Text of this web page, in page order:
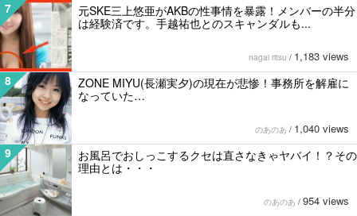
7
元SKE三上悠亜がAKBの性事情を暴露！メンバーの半分
は経験済です。手越祐也とのスキャンダルも...
nagai ritsu / 1,183 views
8
ZONE MIYU(長瀬実夕)の現在が悲惨！事務所を解雇に
なっていた…
のあのあ / 1,040 views
9
お風呂でおしっこするクセは直さなきゃヤバイ！？その
理由とは・・・
のあのあ / 954 views